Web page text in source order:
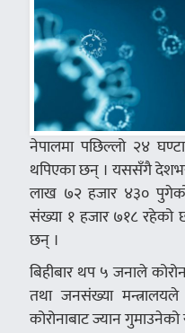
नेपालमा पछिल्लो २४
थपिएका छन् । यससँगै
लाख ७२ हजार ४३०
संख्या १ हजार ७१८ रहेको
छन् ।
बिहीबार थप ५ जनाले
तथा जनसंख्या
कोरोनाबाट ज्यान